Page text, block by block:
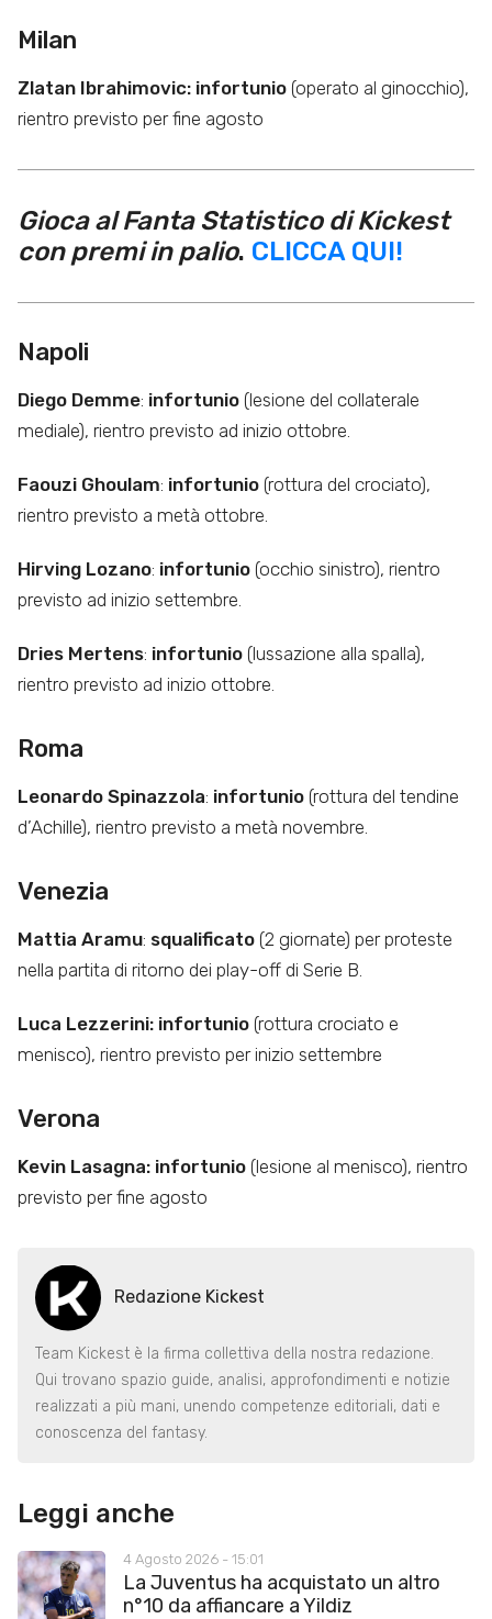
Milan
Zlatan Ibrahimovic: infortunio (operato al ginocchio),
rientro previsto per fine agosto
Gioca al Fanta Statistico di Kickest
con premi in palio. CLICCA QUI!
Napoli
Diego Demme: infortunio (lesione del collaterale
mediale), rientro previsto ad inizio ottobre.
Faouzi Ghoulam: infortunio (rottura del crociato),
rientro previsto a metà ottobre.
Hirving Lozano: infortunio (occhio sinistro), rientro
previsto ad inizio settembre.
Dries Mertens: infortunio (lussazione alla spalla),
rientro previsto ad inizio ottobre.
Roma
Leonardo Spinazzola: infortunio (rottura del tendine
d’Achille), rientro previsto a metà novembre.
Venezia
Mattia Aramu: squalificato (2 giornate) per proteste
nella partita di ritorno dei play-off di Serie B.
Luca Lezzerini: infortunio (rottura crociato e
menisco), rientro previsto per inizio settembre
Verona
Kevin Lasagna: infortunio (lesione al menisco), rientro
previsto per fine agosto
Redazione Kickest
Team Kickest è la firma collettiva della nostra redazione.
Qui trovano spazio guide, analisi, approfondimenti e notizie
realizzati a più mani, unendo competenze editoriali, dati e
conoscenza del fantasy.
Leggi anche
4 Agosto 2026 - 15:01
La Juventus ha acquistato un altro
n°10 da affiancare a Yildiz